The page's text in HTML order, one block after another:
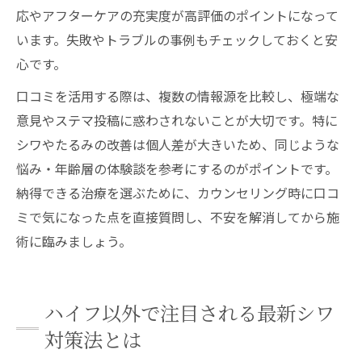
応やアフターケアの充実度が高評価のポイントになって
います。失敗やトラブルの事例もチェックしておくと安
心です。
口コミを活用する際は、複数の情報源を比較し、極端な
意見やステマ投稿に惑わされないことが大切です。特に
シワやたるみの改善は個人差が大きいため、同じような
悩み・年齢層の体験談を参考にするのがポイントです。
納得できる治療を選ぶために、カウンセリング時に口コ
ミで気になった点を直接質問し、不安を解消してから施
術に臨みましょう。
ハイフ以外で注目される最新シワ
対策法とは